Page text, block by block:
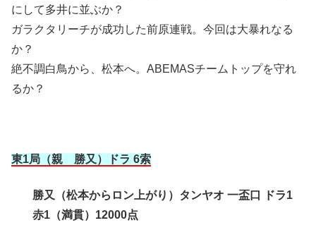
にして多井に並ぶか？
ガラクタリーチが成功した前原連戦。今回は大暴れなる
か？
絶不調白鳥から、松本へ。ABEMASチームトップを守れ
るか？
東1局（親 勝又）ドラ 6索
勝又（松本からロン上がり）タンヤオ 一盃口 ドラ1
赤1（満貫）12000点